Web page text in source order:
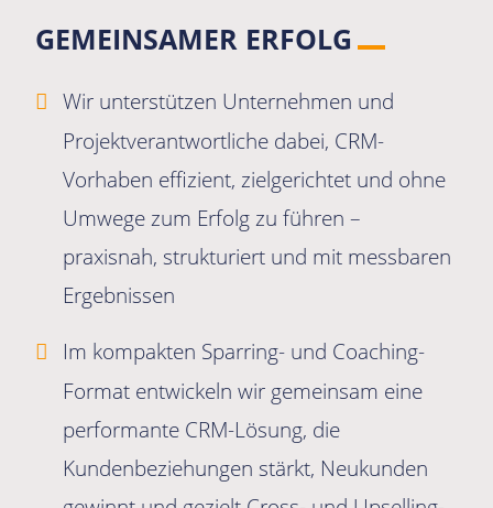
GEMEINSAMER ERFOLG
Wir unterstützen Unternehmen und
Projektverantwortliche dabei, CRM-
Vorhaben effizient, zielgerichtet und ohne
Umwege zum Erfolg zu führen –
praxisnah, strukturiert und mit messbaren
Ergebnissen
Im kompakten Sparring- und Coaching-
Format entwickeln wir gemeinsam eine
performante CRM-Lösung, die
Kundenbeziehungen stärkt, Neukunden